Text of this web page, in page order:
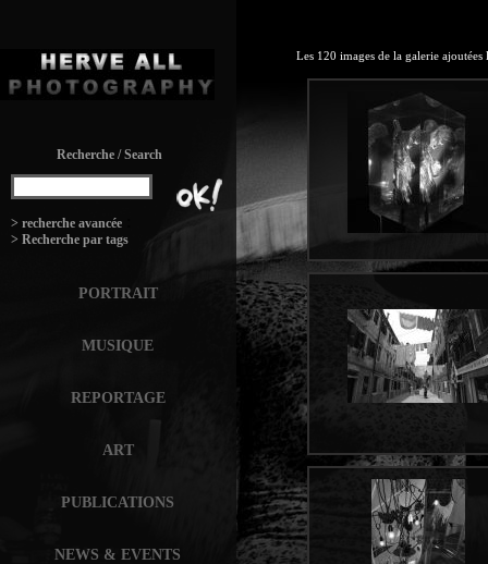
Recherche / Search
> recherche avancée
> Recherche par tags
PORTRAIT
MUSIQUE
REPORTAGE
ART
PUBLICATIONS
NEWS & EVENTS
Les 120 images de la galerie ajoutées